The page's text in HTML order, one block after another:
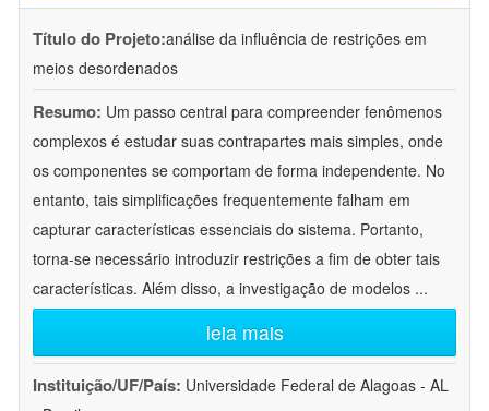
Título do Projeto:análise da influência de restrições em
meios desordenados
Resumo: Um passo central para compreender fenômenos
complexos é estudar suas contrapartes mais simples, onde
os componentes se comportam de forma independente. No
entanto, tais simplificações frequentemente falham em
capturar características essenciais do sistema. Portanto,
torna-se necessário introduzir restrições a fim de obter tais
características. Além disso, a investigação de modelos ...
leia mais
Instituição/UF/País: Universidade Federal de Alagoas - AL